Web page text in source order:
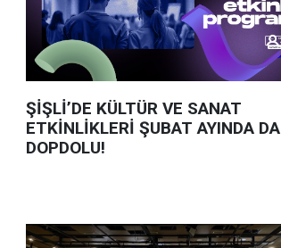
ŞİŞLİ’DE KÜLTÜR VE SANAT
ETKİNLİKLERİ ŞUBAT AYINDA DA
DOPDOLU!